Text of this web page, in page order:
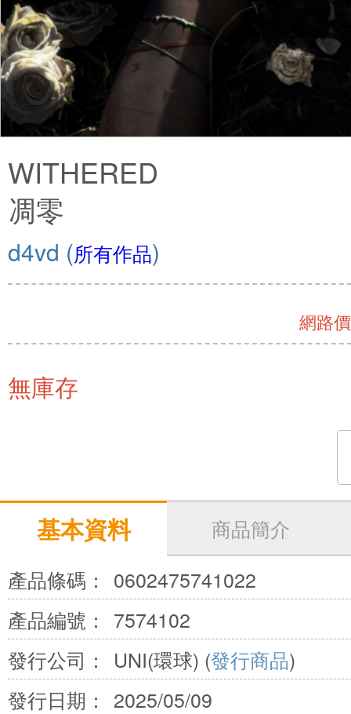
WITHERED
凋零
d4vd (所有作品)
網路
無庫存
基本資料
商品簡介
產品條碼：
0602475741022
產品編號：
7574102
發行公司：
UNI(環球) (發行商品)
發行日期：
2025/05/09